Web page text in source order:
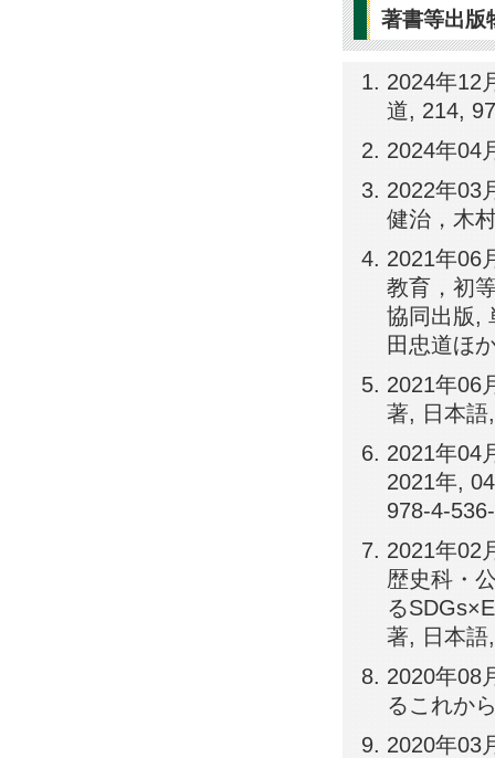
著書等出版
2024年12
道, 214,
2024年04
2022年03
健治，木
2021年06
教育，初
協同出版,
田忠道ほ
2021年06
著, 日本語
2021年04
2021年,
978-4-
2021年02
歴史科・
る
著, 日本語
2020年08
るこれか
2020年03